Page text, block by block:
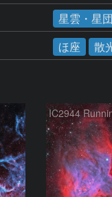
星雲・星
ほ座 散